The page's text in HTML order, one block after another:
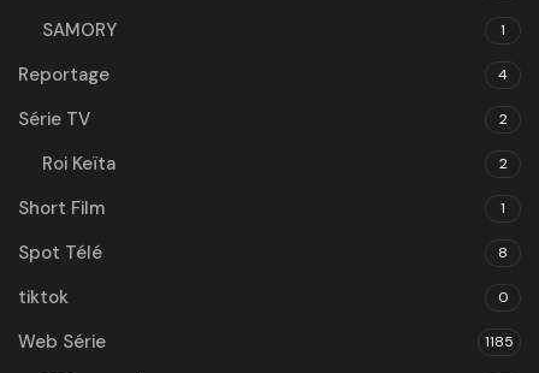
SAMORY 1
Reportage 4
Série TV 2
Roi Keïta 2
Short Film 1
Spot Télé 8
tiktok 0
Web Série 1185